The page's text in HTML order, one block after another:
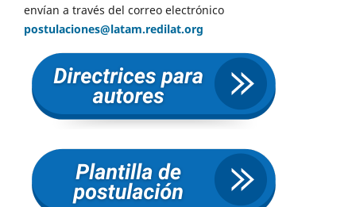
envían a través del correo electrónico
postulaciones@latam.redilat.org